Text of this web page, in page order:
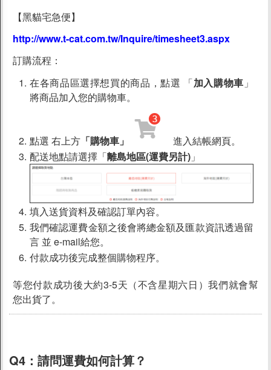
【黑貓宅急便】
http://www.t-cat.com.tw/Inquire/timesheet3.aspx
訂購流程：
在各商品區選擇想買的商品，點選 「加入購物車 」
將商品加入您的購物車。
點選 右上方 「購物車」
進入結帳網頁。
配送地點請選擇「離島地區(運費另計) 」
填入送貨資料及確認訂單內容。
我們確認運費金額之後會將總金額及匯款資訊透過留
言 並 e-mail給您。
付款成功後完成整個購物程序。
等您付款成功後大約3-5天（不含星期六日）我們就會幫
您出貨了。
Q4： 請問運費如何計算？